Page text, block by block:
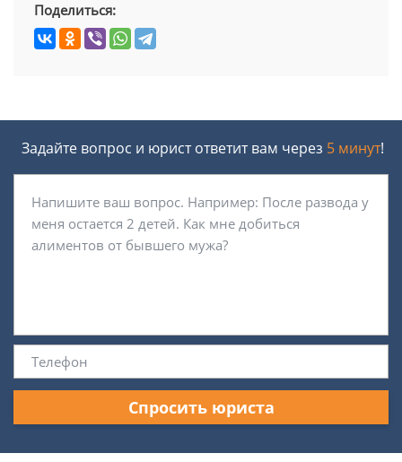
Поделиться:
Задайте вопрос и юрист ответит вам через 5 минут!
Спросить юриста